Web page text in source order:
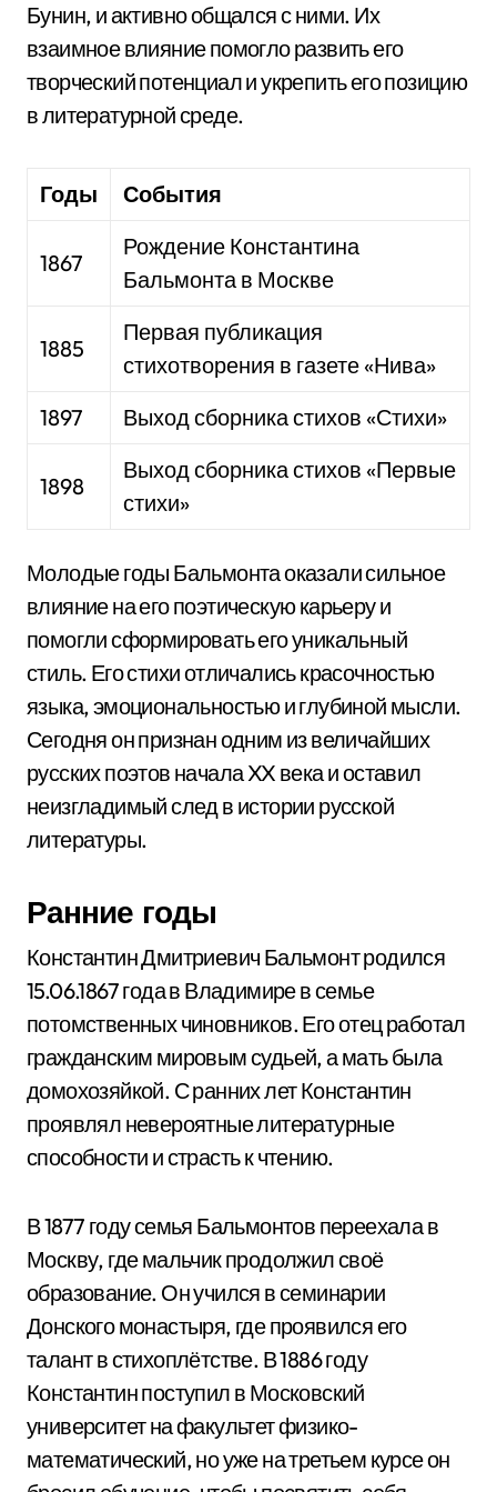
Бунин, и активно общался с ними. Их
взаимное влияние помогло развить его
творческий потенциал и укрепить его позицию
в литературной среде.
Годы События
1867
Рождение Константина
Бальмонта в Москве
1885
Первая публикация
стихотворения в газете «Нива»
1897
Выход сборника стихов «Стихи»
1898
Выход сборника стихов «Первые
стихи»
Молодые годы Бальмонта оказали сильное
влияние на его поэтическую карьеру и
помогли сформировать его уникальный
стиль. Его стихи отличались красочностью
языка, эмоциональностью и глубиной мысли.
Сегодня он признан одним из величайших
русских поэтов начала XX века и оставил
неизгладимый след в истории русской
литературы.
Ранние годы
Константин Дмитриевич Бальмонт родился
15.06.1867 года в Владимире в семье
потомственных чиновников. Его отец работал
гражданским мировым судьей, а мать была
домохозяйкой. С ранних лет Константин
проявлял невероятные литературные
способности и страсть к чтению.
В 1877 году семья Бальмонтов переехала в
Москву, где мальчик продолжил своё
образование. Он учился в семинарии
Донского монастыря, где проявился его
талант в стихоплётстве. В 1886 году
Константин поступил в Московский
университет на факультет физико-
математический, но уже на третьем курсе он